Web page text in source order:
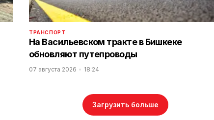
ТРАНСПОРТ
На Васильевском тракте в Бишкеке
обновляют путепроводы
07 августа 2026 18:24
Загрузить больше